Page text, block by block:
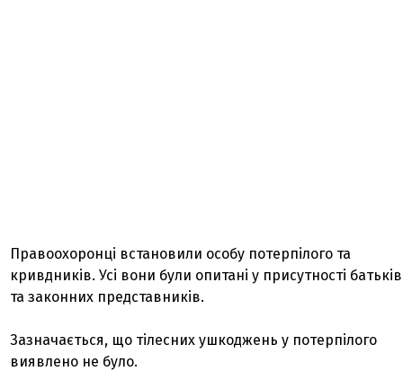
Правоохоронці встановили особу потерпілого та
кривдників. Усі вони були опитані у присутності батьків
та законних представників.
Зазначається, що тілесних ушкоджень у потерпілого
виявлено не було.